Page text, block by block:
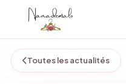
Toutes les actualités